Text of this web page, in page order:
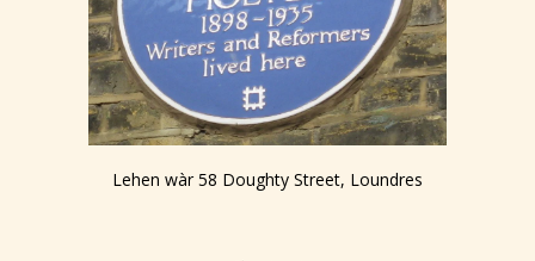
Lehen wàr 58 Doughty Street, Loundres